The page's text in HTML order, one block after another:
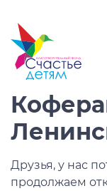
Друзья, у нас
продолжаем